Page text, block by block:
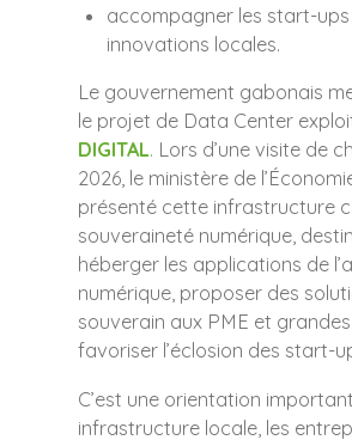
accompagner les start-ups
innovations locales.
Le gouvernement gabonais
le projet de Data Center
DIGITAL. Lors d’une visite de
2026, le ministère de
présenté cette infrastructure
souveraineté numérique,
héberger les applications de
numérique, proposer des
souverain aux PME et
favoriser l’éclosion des start-
C’est une orientation
infrastructure locale, les